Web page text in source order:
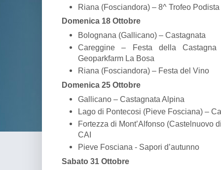
Riana (Fosciandora) – 8^ Trofeo
Domenica 18 Ottobre
Bolognana (Gallicano) – Castagnata
Careggine – Festa della
Geoparkfarm La Bosa
Riana (Fosciandora) – Festa del Vino
Domenica 25 Ottobre
Gallicano – Castagnata Alpina
Lago di Pontecosi (Pieve Fosciana) –
Fortezza di Mont’Alfonso (Castelnuovo
CAI
Pieve Fosciana - Sapori d’autunno
Sabato 31 Ottobre